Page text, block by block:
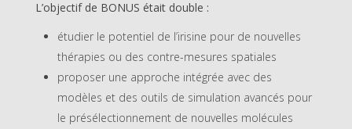
L’objectif de BONUS était double :
étudier le potentiel de l’irisine pour de nouvelles
thérapies ou des contre-mesures spatiales
proposer une approche intégrée avec des
modèles et des outils de simulation avancés pour
le présélectionnement de nouvelles molécules